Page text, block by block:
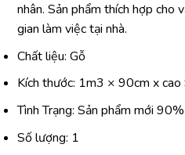
nhân. Sản phẩm thích hợp cho
gian làm việc tại nhà.
Chất liệu: Gỗ
Kích thước: 1m3 × 90cm x
Tình Trạng: Sản phẩm mới 90%
Số lượng: 1